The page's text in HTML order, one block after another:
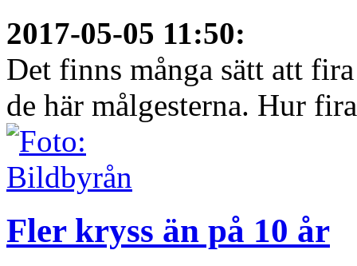
2017-05-05 11:50:
Det finns många sätt att
de här målgesterna. Hur
Fler kryss än på 10 år